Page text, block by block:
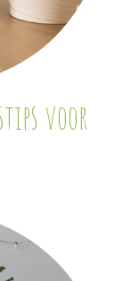
voor